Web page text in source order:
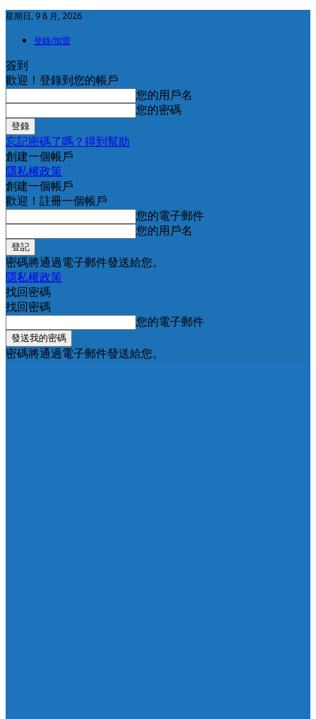
星期日, 9 8 月, 2026
登錄/加盟
簽到
歡迎！登錄到您的帳戶
您的用戶名
您的密碼
忘記密碼了嗎？得到幫助
創建一個帳戶
隱私權政策
創建一個帳戶
歡迎！註冊一個帳戶
您的電子郵件
您的用戶名
密碼將通過電子郵件發送給您。
隱私權政策
找回密碼
找回密碼
您的電子郵件
密碼將通過電子郵件發送給您。